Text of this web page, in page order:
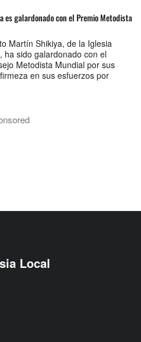
es galardonado con el Premio Metodista
Martín Shikiya, de la Iglesia
ha sido galardonado con el
Metodista Mundial por sus
en sus esfuerzos por
Local